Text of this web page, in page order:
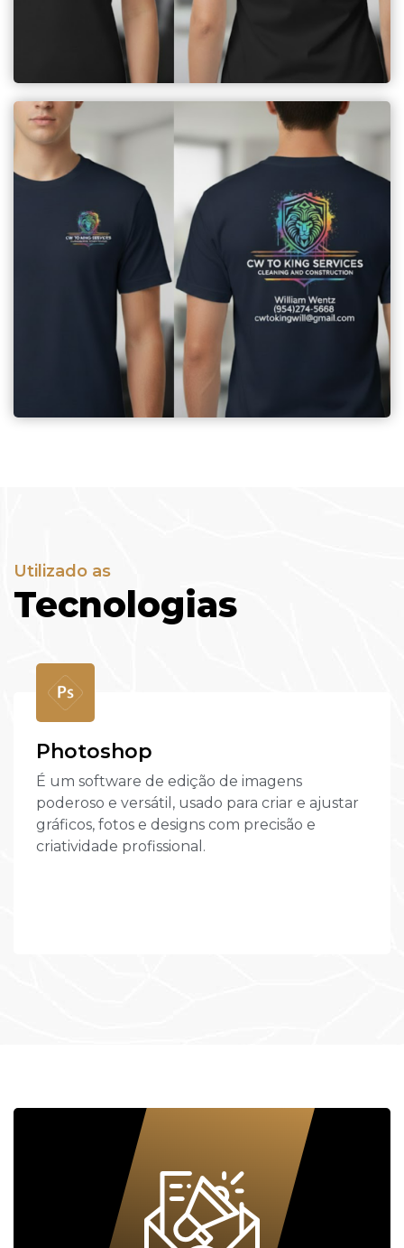
Utilizado as
Tecnologias
Photoshop
É um software de edição de imagens
poderoso e versátil, usado para criar e ajustar
gráficos, fotos e designs com precisão e
criatividade profissional.